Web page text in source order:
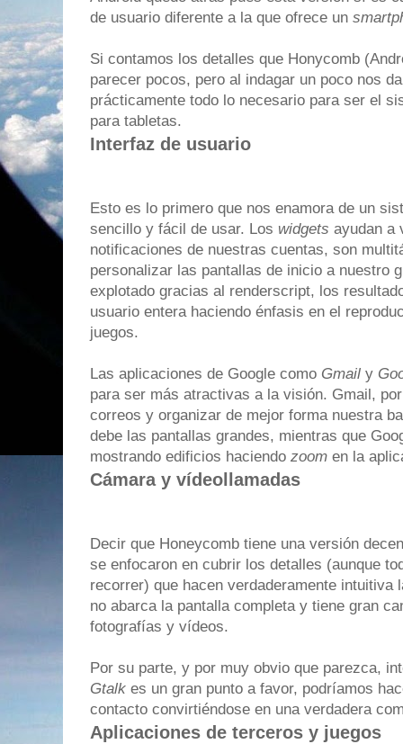
de usuario diferente a la que ofrece un
Si contamos los detalles que Honycomb
parecer pocos, pero al indagar un poco nos
prácticamente todo lo necesario para ser el
para tabletas.
Interfaz de usuario
Esto es lo primero que nos enamora de un
sencillo y fácil de usar. Los widgets ayudan a
notificaciones de nuestras cuentas, son
personalizar las pantallas de inicio a nuestro
explotado gracias al renderscript, los
usuario entera haciendo énfasis en el
juegos.
Las aplicaciones de Google como Gmail y
para ser más atractivas a la visión. Gmail,
correos y organizar de mejor forma nuestra
debe las pantallas grandes, mientras que
mostrando edificios haciendo zoom en la
Cámara y vídeollamadas
Decir que Honeycomb tiene una versión
se enfocaron en cubrir los detalles (aunque
recorrer) que hacen verdaderamente intuitiva
no abarca la pantalla completa y tiene gran
fotografías y vídeos.
Por su parte, y por muy obvio que parezca,
Gtalk es un gran punto a favor, podríamos
contacto convirtiéndose en una verdadera
Aplicaciones de terceros y juegos